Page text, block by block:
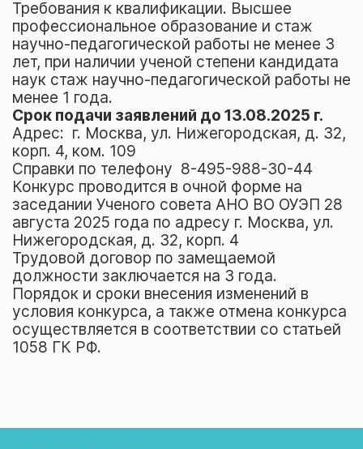
Требования к квалификации. Высшее
профессиональное образование и стаж
научно-педагогической работы не менее 3
лет, при наличии ученой степени кандидата
наук стаж научно-педагогической работы не
менее 1 года.
Срок подачи заявлений до 13.08.2025 г.
Адрес: г. Москва, ул. Нижегородская, д. 32,
корп. 4, ком. 109
Справки по телефону 8-495-988-30-44
Конкурс проводится в очной форме на
заседании Ученого совета АНО ВО ОУЭП 28
августа 2025 года по адресу г. Москва, ул.
Нижегородская, д. 32, корп. 4
Трудовой договор по замещаемой
должности заключается на 3 года.
Порядок и сроки внесения изменений в
условия конкурса, а также отмена конкурса
осуществляется в соответствии со статьей
1058 ГК РФ.